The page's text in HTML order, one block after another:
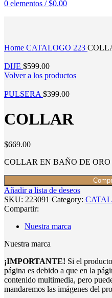
0 elementos / $0.00
Home CATALOGO 223
DIJE $599.00
Volver a los productos
PULSERA $399.00
COLLAR
$669.00
COLLAR EN BAÑO DE
Añadir a lista de deseos
SKU: 223091 Category:
Compartir:
Nuestra marca
Nuestra marca
¡IMPORTANTE! Si el
página es debido a que en la
contenido multimedia, pero
mandaremos las imágenes del